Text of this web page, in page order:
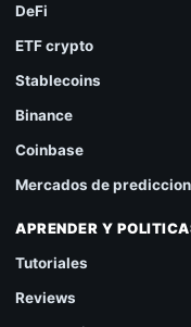
DeFi
ETF crypto
Stablecoins
Binance
Coinbase
Mercados de prediccion
APRENDER Y
Tutoriales
Reviews